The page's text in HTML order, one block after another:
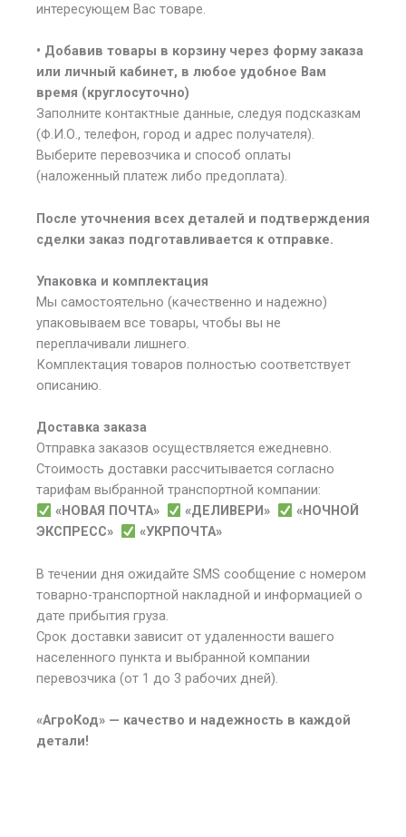
интересующем Вас товаре.
• Добавив товары в корзину через форму заказа
или личный кабинет, в любое удобное Вам
время (круглосуточно)
Заполните контактные данные, следуя подсказкам
(Ф.И.О., телефон, город и адрес получателя).
Выберите перевозчика и способ оплаты
(наложенный платеж либо предоплата).
После уточнения всех деталей и подтверждения
сделки заказ подготавливается к отправке.
Упаковка и комплектация
Мы самостоятельно (качественно и надежно)
упаковываем все товары, чтобы вы не
переплачивали лишнего.
Комплектация товаров полностью соответствует
описанию.
Доставка заказа
Отправка заказов осуществляется ежедневно.
Стоимость доставки рассчитывается согласно
тарифам выбранной транспортной компании:
«НОВАЯ ПОЧТА»
«ДЕЛИВЕРИ»
«НОЧНОЙ
ЭКСПРЕСС»
«УКРПОЧТА»
В течении дня ожидайте SMS сообщение с номером
товарно-транспортной накладной и информацией о
дате прибытия груза.
Срок доставки зависит от удаленности вашего
населенного пункта и выбранной компании
перевозчика (от 1 до 3 рабочих дней).
«АгроКод» — качество и надежность в каждой
детали!